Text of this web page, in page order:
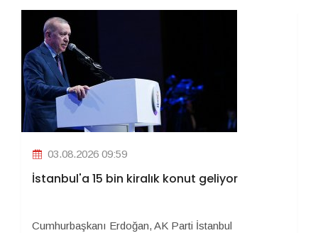
03.08.2026 09:59
İstanbul'a 15 bin kiralık konut geliyor
Cumhurbaşkanı Erdoğan, AK Parti İstanbul